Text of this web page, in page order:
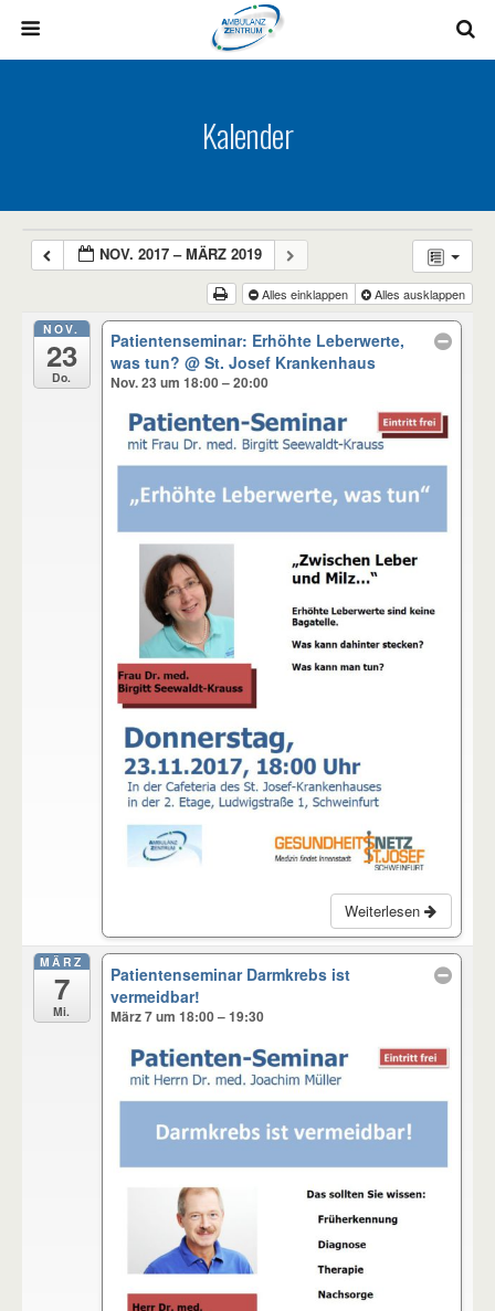
Kalender
NOV. 2017 – MÄRZ 2019
Alles einklappen Alles ausklappen
NOV.
23
Do.
Patientenseminar: Erhöhte Leberwerte,
was tun?@ St. Josef Krankenhaus
Nov. 23 um 18:00 – 20:00
Weiterlesen
MÄRZ
7
Mi.
Patientenseminar Darmkrebs ist
vermeidbar!
März 7 um 18:00 – 19:30